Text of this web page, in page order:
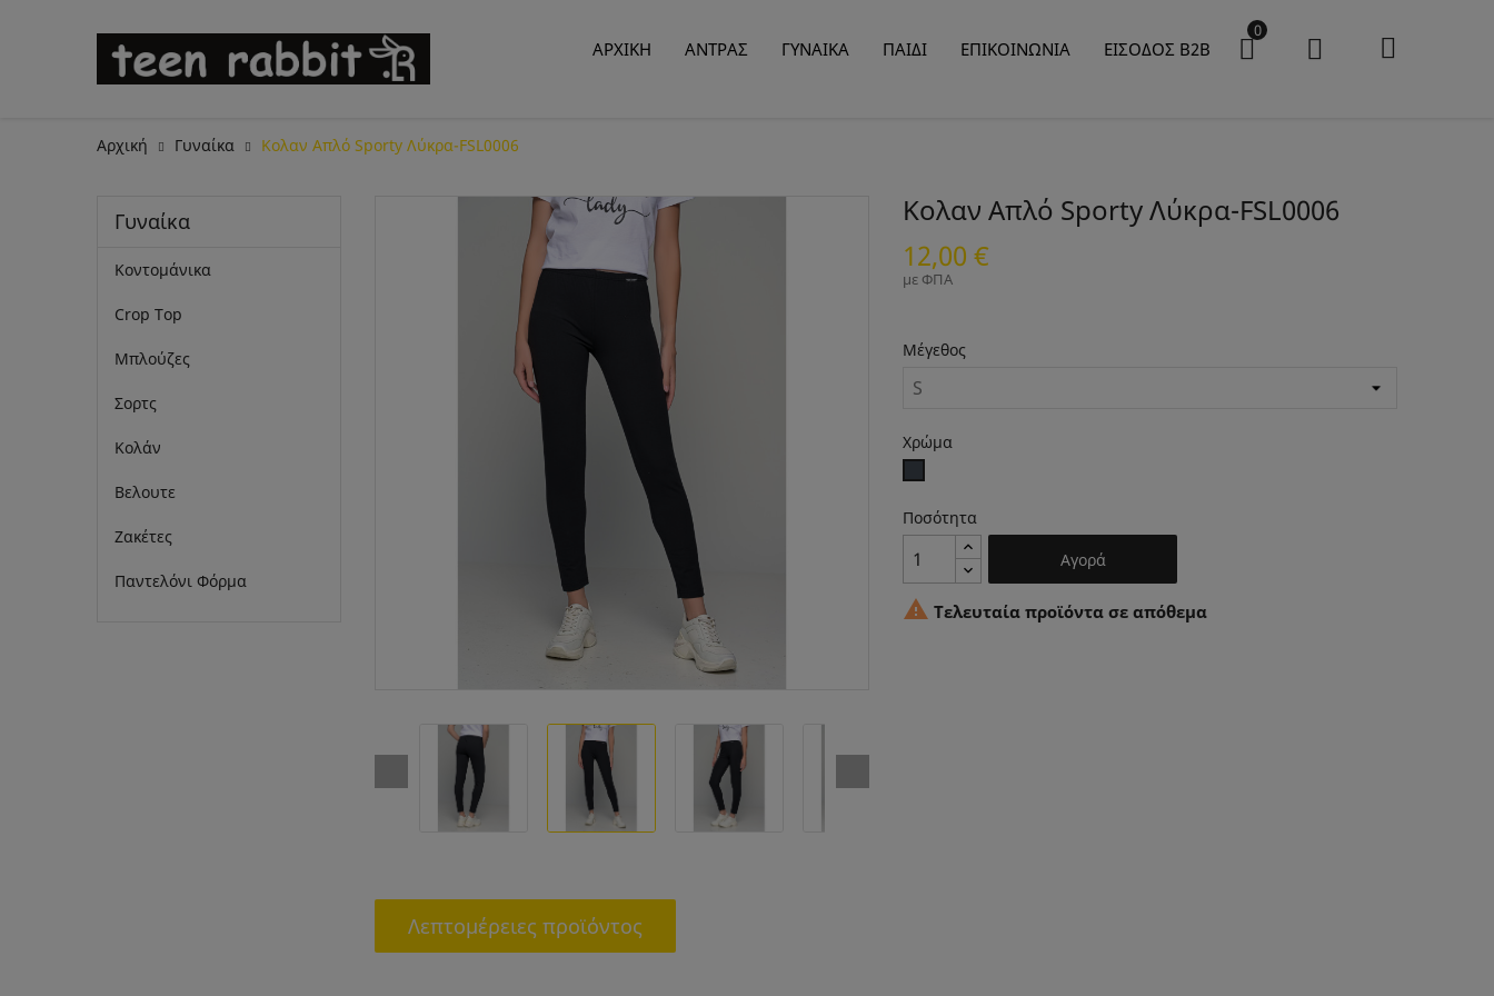
0
ΑΡΧΙΚΉ ΆΝΤΡΑΣ ΓΥΝΑΊΚΑ ΠΑΙΔΊ ΕΠΙΚΟΙΝΩΝΙΑ ΕΙΣΟΔΟΣ B2B
Αρχική Γυναίκα Κολαν Απλό Sporty Λύκρα-FSL0006
Γυναίκα
Κοντομάνικα
Crop Top
Μπλούζες
Σορτς
Κολάν
Βελουτε
Ζακέτες
Παντελόνι Φόρμα
Κολαν Απλό Sporty Λύκρα-FSL0006
12,00 €
με ΦΠΑ
Μέγεθος
Χρώμα
Ποσότητα
Αγορά
 Τελευταία προϊόντα σε απόθεμα
Λεπτομέρειες προϊόντος